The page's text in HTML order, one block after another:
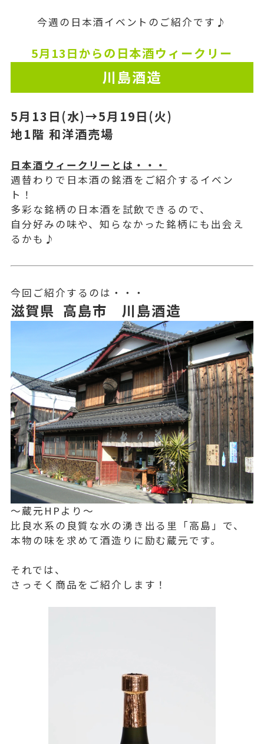
今週の日本酒イベントのご紹介です♪
5月13日からの日本酒ウィークリー
川島酒造
5月13日(水)→5月19日(火)
地1階 和洋酒売場
日本酒ウィークリーとは・・・
週替わりで日本酒の銘酒をご紹介するイベン
ト！
多彩な銘柄の日本酒を試飲できるので、
自分好みの味や、知らなかった銘柄にも出会え
るかも♪
今回ご紹介するのは・・・
滋賀県 高島市 川島酒造
～蔵元HPより～
比良水系の良質な水の湧き出る里「高島」で、
本物の味を求めて酒造りに励む蔵元です。
それでは、
さっそく商品をご紹介します！